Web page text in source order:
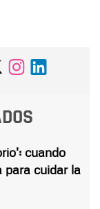
cuando
para cuidar la